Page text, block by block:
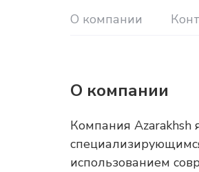
О компании
О компании
Компания
использованием